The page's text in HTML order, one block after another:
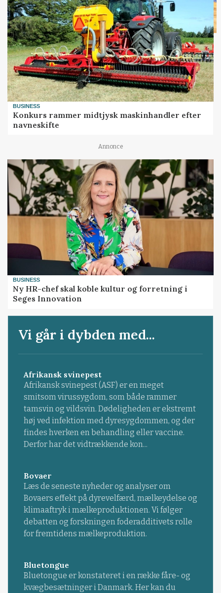
BUSINESS
Konkurs rammer midtjysk maskinhandler efter
navneskifte
Annonce
BUSINESS
Ny HR-chef skal koble kultur og forretning i
Seges Innovation
Vi går i dybden med...
Afrikansk svinepest
Afrikansk svinepest (ASF) er en meget
smitsom virussygdom, som både rammer
tamsvin og vildsvin. Dødeligheden er ekstremt
høj ved infektion med dyresygdommen, og der
findes hverken en behandling eller vaccine.
Derfor har det vidtrækkende kon...
Bovaer
Læs de seneste nyheder og analyser om
Bovaers effekt på dyrevelfærd, mælkeydelse og
klimaaftryk i mælkeproduktionen. Vi følger
debatten og forskningen foderadditivets rolle
for fremtidens mælkeproduktion.
Bluetongue
Bluetongue er konstateret i en række fåre- og
kvægbesætninger i Danmark. Her kan du